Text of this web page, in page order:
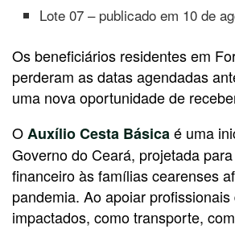
Lote 07 – publicado em 10 de
Os beneficiários residentes em
perderam as datas agendadas
uma nova oportunidade de
OAuxílio Cesta Básicaé uma
Governo do Ceará, projetada
financeiro às famílias cearenses
pandemia. Ao apoiar
impactados, como transporte,